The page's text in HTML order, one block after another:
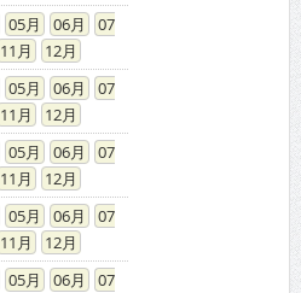
05 06
07
11
12
05 06
07
11
12
05 06
07
11
12
05 06
07
11
12
05 06
07